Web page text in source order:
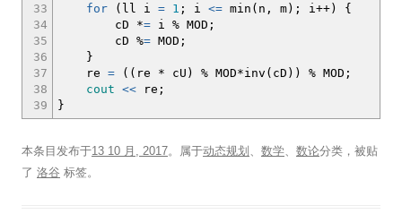
33
34
35
36
37
38
39
for ( ll i = 1 ; i <= min ( n, m) ; i++)
{
cD *= i % MOD ;
cD %= MOD ;
}
re = ( ( re * cU ) % MOD*inv ( cD ) ) % MOD ;
cout << re ;
}
本条目发布于13 10 月, 2017。属于动态规划 、 数学、 数论分类，被贴
了 洛谷 标签。